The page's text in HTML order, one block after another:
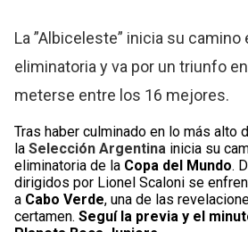
La ”Albiceleste” inicia su camino
eliminatoria y va por un triunfo
meterse entre los 16 mejores.
Tras haber culminado en lo más alto
laSelección Argentina inicia su
eliminatoria de la Copa del Mundo.
dirigidos por Lionel Scaloni se
a Cabo Verde, una de las
certamen.Seguí la previa y el